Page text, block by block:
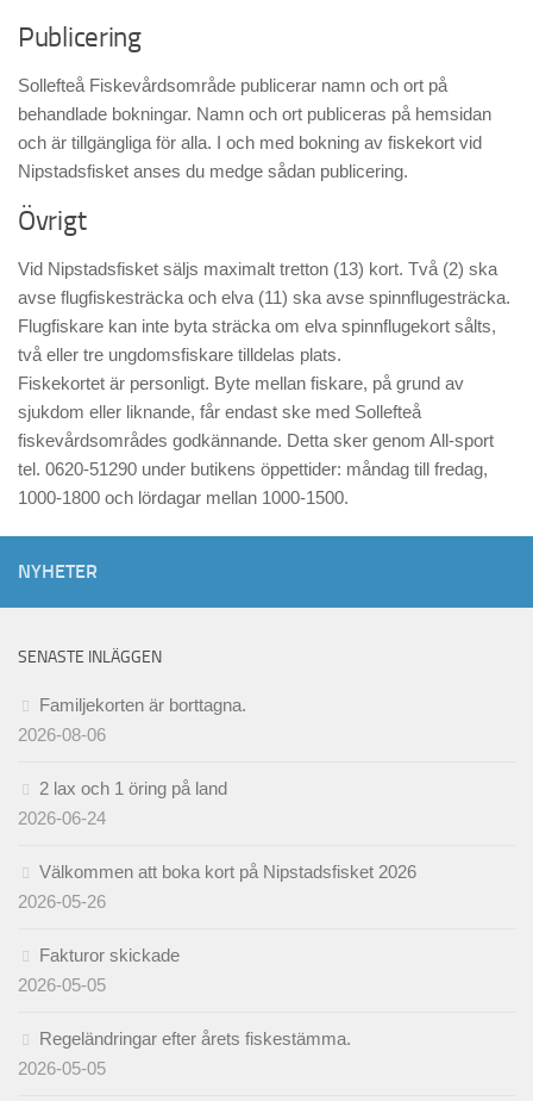
Publicering
Sollefteå Fiskevårdsområde publicerar namn och ort på
behandlade bokningar. Namn och ort publiceras på hemsidan
och är tillgängliga för alla. I och med bokning av fiskekort vid
Nipstadsfisket anses du medge sådan publicering.
Övrigt
Vid Nipstadsfisket säljs maximalt tretton (13) kort. Två (2) ska
avse flugfiskesträcka och elva (11) ska avse spinnflugesträcka.
Flugfiskare kan inte byta sträcka om elva spinnflugekort sålts,
två eller tre ungdomsfiskare tilldelas plats.
Fiskekortet är personligt. Byte mellan fiskare, på grund av
sjukdom eller liknande, får endast ske med Sollefteå
fiskevårdsområdes godkännande. Detta sker genom All-sport
tel. 0620-51290 under butikens öppettider: måndag till fredag,
1000-1800 och lördagar mellan 1000-1500.
NYHETER
SENASTE INLÄGGEN
Familjekorten är borttagna.
2026-08-06
2 lax och 1 öring på land
2026-06-24
Välkommen att boka kort på Nipstadsfisket 2026
2026-05-26
Fakturor skickade
2026-05-05
Regeländringar efter årets fiskestämma.
2026-05-05